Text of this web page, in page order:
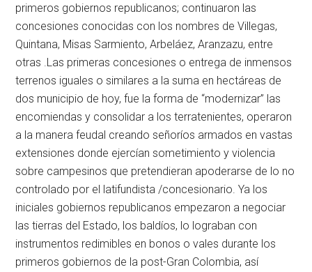
primeros gobiernos republicanos; continuaron las
concesiones conocidas con los nombres de Villegas,
Quintana, Misas Sarmiento, Arbeláez, Aranzazu, entre
otras .Las primeras concesiones o entrega de inmensos
terrenos iguales o similares a la suma en hectáreas de
dos municipio de hoy, fue la forma de “modernizar” las
encomiendas y consolidar a los terratenientes, operaron
a la manera feudal creando señoríos armados en vastas
extensiones donde ejercían sometimiento y violencia
sobre campesinos que pretendieran apoderarse de lo no
controlado por el latifundista /concesionario. Ya los
iniciales gobiernos republicanos empezaron a negociar
las tierras del Estado, los baldíos, lo lograban con
instrumentos redimibles en bonos o vales durante los
primeros gobiernos de la post-Gran Colombia, así